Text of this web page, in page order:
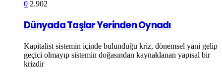
0 2.902
Dünyada Taşlar Yerinden Oynadı
Kapitalist sistemin içinde bulunduğu kriz, dönemsel yani gelip
geçici olmayıp sistemin doğasından kaynaklanan yapısal bir
krizdir